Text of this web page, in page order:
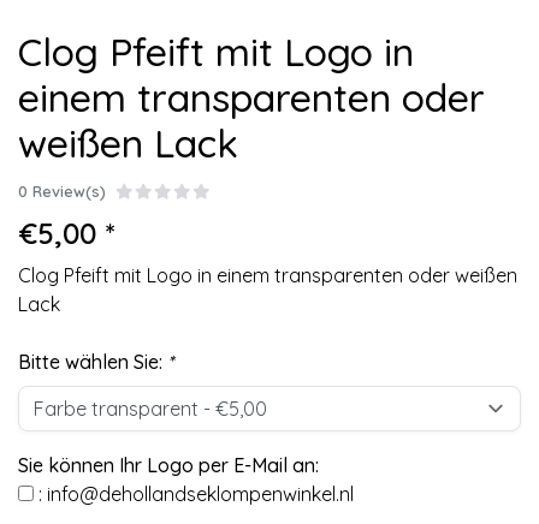
Clog Pfeift mit Logo in
einem transparenten oder
weißen Lack
0 Review(s)
€5,00 *
Clog Pfeift mit Logo in einem transparenten oder weißen
Lack
Bitte wählen Sie: *
Sie können Ihr Logo per E-Mail an:
: info@dehollandseklompenwinkel.nl